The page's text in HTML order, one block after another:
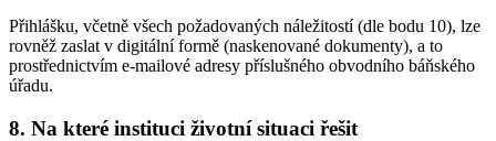
Přihlášku, včetně všech požadovaných náležitostí (dle bodu 10), lze
rovněž zaslat v digitální formě (naskenované dokumenty), a to
prostřednictvím e-mailové adresy příslušného obvodního báňského
úřadu.
8. Na které instituci životní situaci řešit